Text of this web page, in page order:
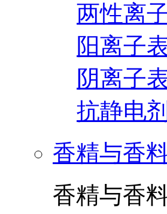
两性离
阳离子
阴离子
抗静电剂
香精与香
香精与香